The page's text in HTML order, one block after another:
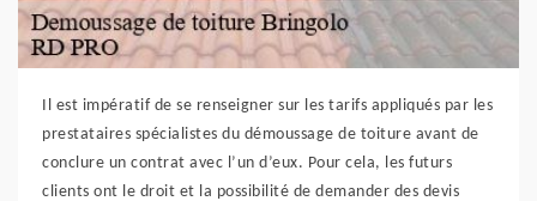
Il est impératif de se renseigner sur les tarifs appliqués par les
prestataires spécialistes du démoussage de toiture avant de
conclure un contrat avec l’un d’eux. Pour cela, les futurs
clients ont le droit et la possibilité de demander des devis